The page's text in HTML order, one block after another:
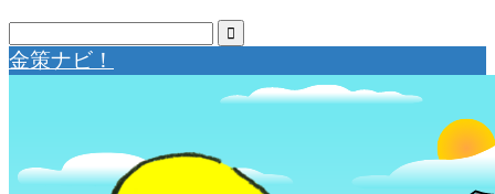
金策ナビ！